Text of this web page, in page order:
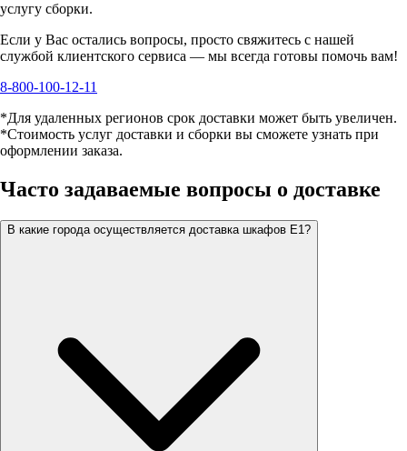
услугу сборки.
Если у Вас остались вопросы, просто свяжитесь с нашей
службой клиентского сервиса — мы всегда готовы помочь вам!
8-800-100-12-11
*Для удаленных регионов срок доставки может быть увеличен.
*Стоимость услуг доставки и сборки вы сможете узнать при
оформлении заказа.
Часто задаваемые вопросы о доставке
В какие города осуществляется доставка шкафов Е1?